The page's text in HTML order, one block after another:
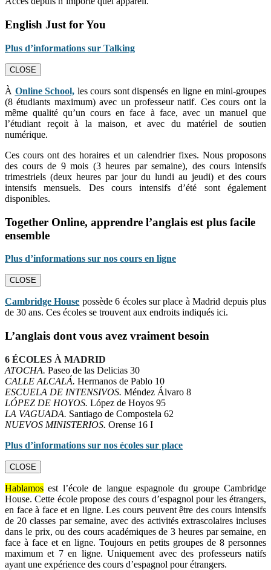
English Just for You
Plus d’informations sur Talking
CLOSE
À Online School, les cours sont dispensés en ligne en mini-groupes
(8 étudiants maximum) avec un professeur natif. Ces cours ont la
même qualité qu’un cours en face à face, avec un manuel que
l’étudiant reçoit à la maison, et avec du matériel de soutien
numérique.
Ces cours ont des horaires et un calendrier fixes. Nous proposons
des cours de 9 mois (3 heures par semaine), des cours intensifs
trimestriels (deux heures par jour du lundi au jeudi) et des cours
intensifs mensuels. Des cours intensifs d’été sont également
disponibles.
Together Online, apprendre l’anglais est plus facile
ensemble
Plus d’informations sur nos cours en ligne
CLOSE
Cambridge House possède 6 écoles sur place à Madrid depuis plus
de 30 ans. Ces écoles se trouvent aux endroits indiqués ici.
L’anglais dont vous avez vraiment besoin
6 ÉCOLES À MADRID
ATOCHA. Paseo de las Delicias 30
CALLE ALCALÁ. Hermanos de Pablo 10
ESCUELA DE INTENSIVOS. Méndez Álvaro 8
LÓPEZ DE HOYOS. López de Hoyos 95
LA VAGUADA. Santiago de Compostela 62
NUEVOS MINISTERIOS. Orense 16 I
Plus d’informations sur nos écoles sur place
CLOSE
Hablamos est l’école de langue espagnole du groupe Cambridge
House. Cette école propose des cours d’espagnol pour les étrangers,
en face à face et en ligne. Les cours peuvent être des cours intensifs
de 20 classes par semaine, avec des activités extrascolaires incluses
dans le prix, ou des cours académiques de 3 heures par semaine, en
face à face et en ligne. Toujours en petits groupes de 8 personnes
maximum et 7 en ligne. Uniquement avec des professeurs natifs
ayant une expérience des cours d’espagnol pour étrangers.